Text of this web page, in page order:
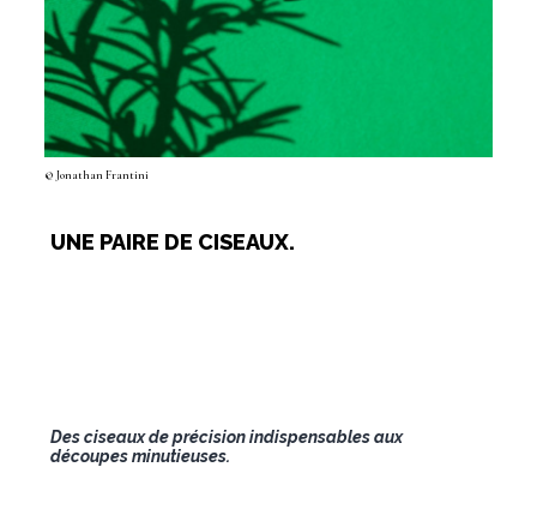
UNE PAIRE DE CISEAUX.
Des ciseaux de précision indispensables aux
découpes minutieuses.
© Jonathan Frantini